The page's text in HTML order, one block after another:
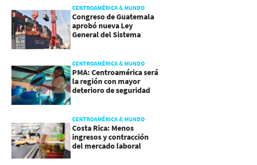
CENTROAMÉRICA & MUNDO
Congreso de Guatemala
aprobó nueva Ley
General del Sistema
CENTROAMÉRICA & MUNDO
PMA: Centroamérica será
la región con mayor
deterioro de seguridad
CENTROAMÉRICA & MUNDO
Costa Rica: Menos
ingresos y contracción
del mercado laboral